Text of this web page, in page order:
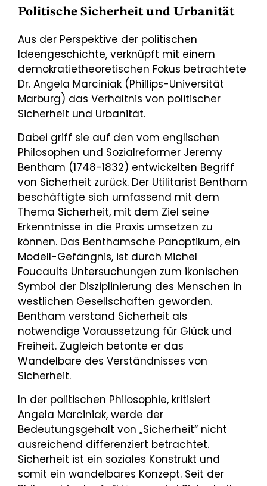
Politische Sicherheit und Urbanität
Aus der Perspektive der politischen
Ideengeschichte, verknüpft mit einem
demokratietheoretischen Fokus betrachtete
Dr. Angela Marciniak (Phillips-Universität
Marburg) das Verhältnis von politischer
Sicherheit und Urbanität.
Dabei griff sie auf den vom englischen
Philosophen und Sozialreformer Jeremy
Bentham (1748-1832) entwickelten Begriff
von Sicherheit zurück. Der Utilitarist Bentham
beschäftigte sich umfassend mit dem
Thema Sicherheit, mit dem Ziel seine
Erkenntnisse in die Praxis umsetzen zu
können. Das Benthamsche Panoptikum, ein
Modell-Gefängnis, ist durch Michel
Foucaults Untersuchungen zum ikonischen
Symbol der Disziplinierung des Menschen in
westlichen Gesellschaften geworden.
Bentham verstand Sicherheit als
notwendige Voraussetzung für Glück und
Freiheit. Zugleich betonte er das
Wandelbare des Verständnisses von
Sicherheit.
In der politischen Philosophie, kritisiert
Angela Marciniak, werde der
Bedeutungsgehalt von „Sicherheit“ nicht
ausreichend differenziert betrachtet.
Sicherheit ist ein soziales Konstrukt und
somit ein wandelbares Konzept. Seit der